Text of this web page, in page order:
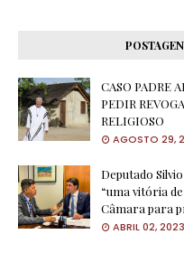
CASO PADRE
PEDIR
RELIGIOSO
AGOSTO 29,
Deputado
“uma vitória
Câmara para
ABRIL 02, 2023